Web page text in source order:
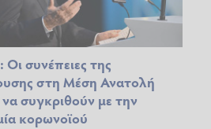
Οι συνέπειες της
στη Μέση Ανατολή
συγκριθούν με την
κορωνοϊού